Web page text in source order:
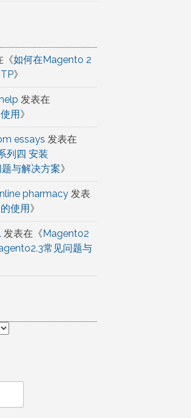
《如何在Magento 2
》
发表在
用》
essays 发表在
列四 安装
与解决方案》
pharmacy发表
使用》
发表在《Magento2
常见问题与